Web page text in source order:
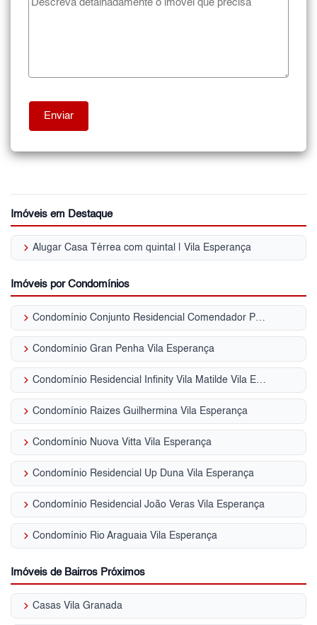
Imóveis em Destaque
keyboard_arrow_right Alugar Casa Térrea com quintal | Vila Esperança
Imóveis por Condomínios
keyboard_arrow_right Condomínio Conjunto Residencial Comendador Pedro Lima Vila Esperança
keyboard_arrow_right Condomínio Gran Penha Vila Esperança
keyboard_arrow_right Condomínio Residencial Infinity Vila Matilde Vila Esperança
keyboard_arrow_right Condomínio Raizes Guilhermina Vila Esperança
keyboard_arrow_right Condomínio Nuova Vitta Vila Esperança
keyboard_arrow_right Condomínio Residencial Up Duna Vila Esperança
keyboard_arrow_right Condomínio Residencial João Veras Vila Esperança
keyboard_arrow_right Condomínio Rio Araguaia Vila Esperança
Imóveis de Bairros Próximos
keyboard_arrow_right Casas Vila Granada